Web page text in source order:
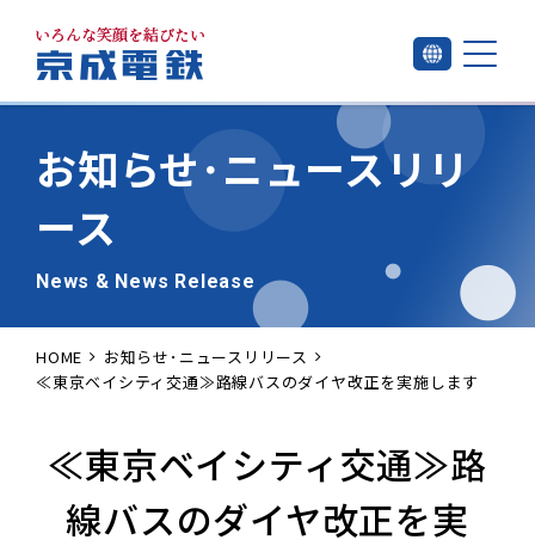
お知らせ･ニュースリリ
ース
News & News Release
HOME
お知らせ･ニュースリリース
≪東京ベイシティ交通≫路線バスのダイヤ改正を実施します
≪東京ベイシティ交通≫路
線バスのダイヤ改正を実